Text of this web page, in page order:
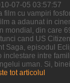
07-05 03:57:57
film cu vampiri
a adaunat in
mondial, din care
cand US
Saga, episodul
inclestare intre
uman. Si,
tot articolul